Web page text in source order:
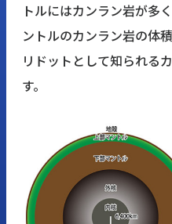
トルにはカンラン岩が多
ントルのカンラン岩の体
リドットとして知られる
す。